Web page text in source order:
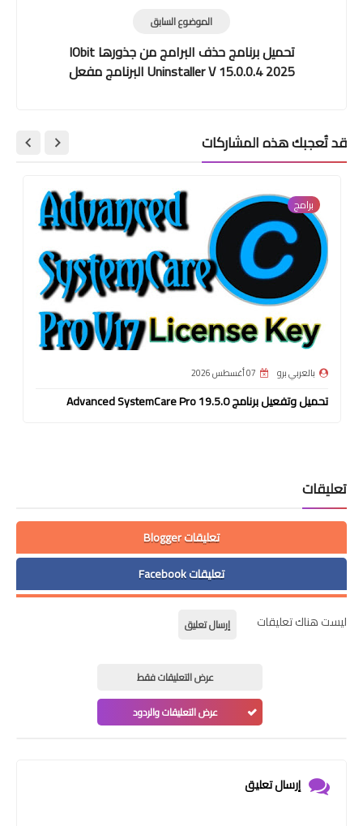
الموضوع السابق
تحميل برنامج حذف البرامج من جذورها IObit
Uninstaller V 15.0.0.4 2025 البرنامج مفعل
قد تُعجبك هذه المشاركات
برامج
بالعربي برو 07 أغسطس 2026
تحميل وتفعيل برنامج Advanced SystemCare Pro 19.5.0
تعليقات
تعليقات Blogger
تعليقات Facebook
ليست هناك تعليقات إرسال تعليق
عرض التعليقات فقط
عرض التعليقات والردود
إرسال تعليق